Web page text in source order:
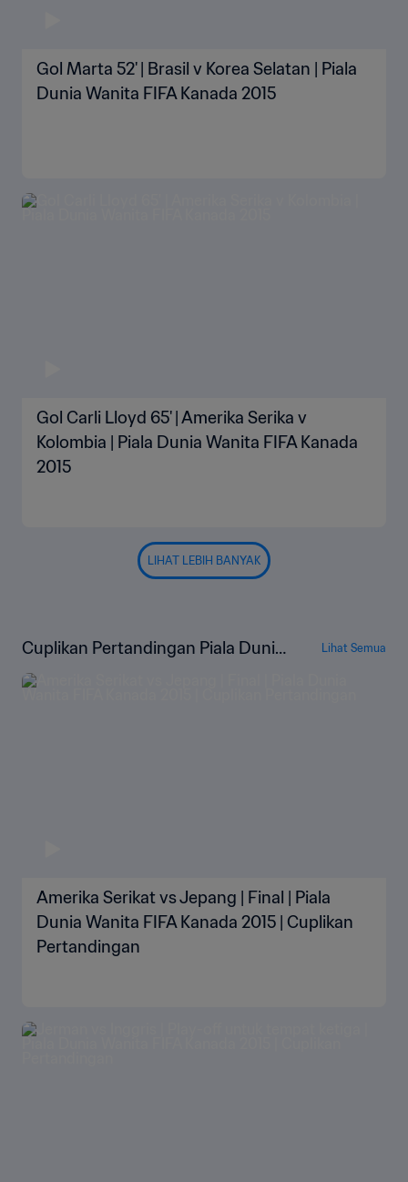
Gol Marta 52' | Brasil v Korea Selatan | Piala
Dunia Wanita FIFA Kanada 2015
Gol Carli Lloyd 65' | Amerika Serika v
Kolombia | Piala Dunia Wanita FIFA Kanada
2015
LIHAT LEBIH BANYAK
Cuplikan Pertandingan Piala Dunia
Wanita FIFA 2015 Kanada
Lihat Semua
Amerika Serikat vs Jepang | Final | Piala
Dunia Wanita FIFA Kanada 2015 | Cuplikan
Pertandingan